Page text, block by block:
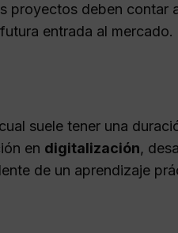
proyectos deben contar
entrada al mercado.
suele tener una
en digitalización,
de un aprendizaje